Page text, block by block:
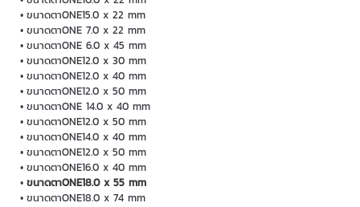
ขนาดตาONE15.0 x 22 mm
ขนาดตาONE 7.0 x 22 mm
ขนาดตาONE 6.0 x 45 mm
ขนาดตาONE12.0 x 30 mm
ขนาดตาONE12.0 x 40 mm
ขนาดตาONE12.0 x 50 mm
ขนาดตาONE 14.0 x 40 mm
ขนาดตาONE12.0 x 50 mm
ขนาดตาONE14.0 x 40 mm
ขนาดตาONE12.0 x 50 mm
ขนาดตาONE16.0 x 40 mm
ขนาดตาONE18.0 x 55 mm
ขนาดตาONE18.0 x 74 mm